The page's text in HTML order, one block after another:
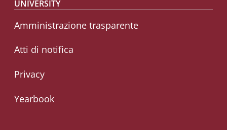
Footer menu
UNIVERSITY
Amministrazione trasparente
Atti di notifica
Privacy
Yearbook